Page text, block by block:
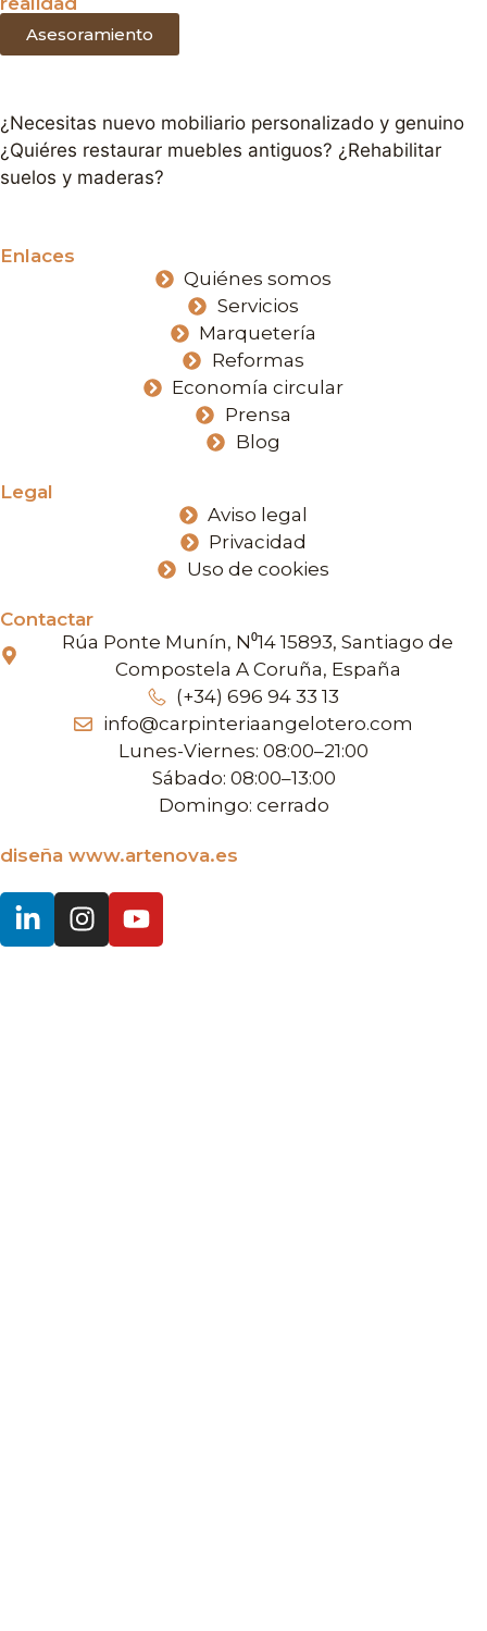
Asesoramiento
¿Necesitas nuevo mobiliario personalizado y genuino
¿Quiéres restaurar muebles antiguos? ¿Rehabilitar
suelos y maderas?
Enlaces
Quiénes somos
Servicios
Marquetería
Reformas
Economía circular
Prensa
Blog
Legal
Aviso legal
Privacidad
Uso de cookies
Contactar
Rúa Ponte Munín, N⁰14 15893, Santiago de
Compostela A Coruña, España
(+34) 696 94 33 13
info@carpinteriaangelotero.com
Lunes-Viernes: 08:00–21:00
Sábado: 08:00–13:00
Domingo: cerrado
diseña www.artenova.es